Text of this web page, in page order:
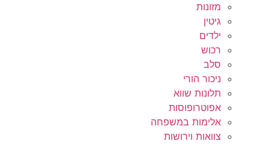
מזונות
גיטין
ילדים
רכוש
סלב
ניכור הורי
תלונות שווא
אפוטרופוסות
אלימות במשפחה
צוואות וירושות